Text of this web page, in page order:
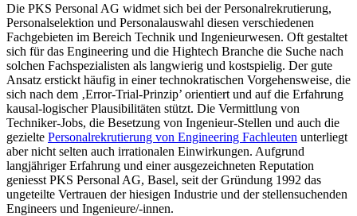
Die PKS Personal AG widmet sich bei der Personalrekrutierung,
Personalselektion und Personalauswahl diesen verschiedenen
Fachgebieten im Bereich Technik und Ingenieurwesen. Oft gestaltet
sich für das Engineering und die Hightech Branche die Suche nach
solchen Fachspezialisten als langwierig und kostspielig. Der gute
Ansatz erstickt häufig in einer technokratischen Vorgehensweise, die
sich nach dem ‚Error-Trial-Prinzip’ orientiert und auf die Erfahrung
kausal-logischer Plausibilitäten stützt. Die Vermittlung von
Techniker-Jobs, die Besetzung von Ingenieur-Stellen und auch die
gezielte Personalrekrutierung von Engineering Fachleuten unterliegt
aber nicht selten auch irrationalen Einwirkungen. Aufgrund
langjähriger Erfahrung und einer ausgezeichneten Reputation
geniesst PKS Personal AG, Basel, seit der Gründung 1992 das
ungeteilte Vertrauen der hiesigen Industrie und der stellensuchenden
Engineers und Ingenieure/-innen.